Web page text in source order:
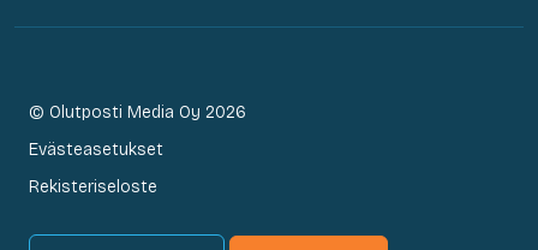
© Olutposti Media Oy 2026
Evästeasetukset
Rekisteriseloste